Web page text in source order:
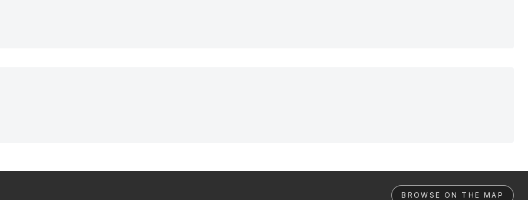
BROWSE ON THE MAP